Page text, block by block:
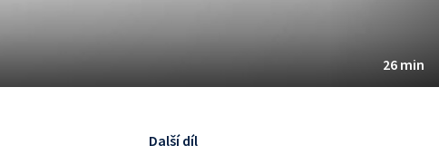
26 min
Další díl